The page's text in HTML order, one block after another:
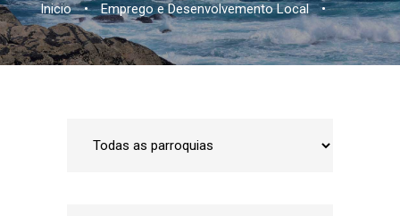
Inicio • Emprego e Desenvolvemento Local •